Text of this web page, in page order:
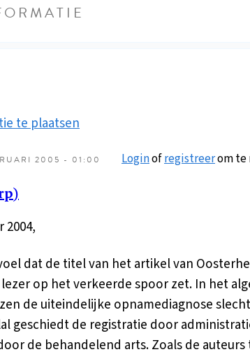
te plaatsen
2005 - 01:00 Loginofregistreerom te
2004,
dat de titel van het artikel van
op het verkeerde spoor zet. In het
de uiteindelijke opnamediagnose slecht
geschiedt de registratie door
de behandelend arts. Zoals de